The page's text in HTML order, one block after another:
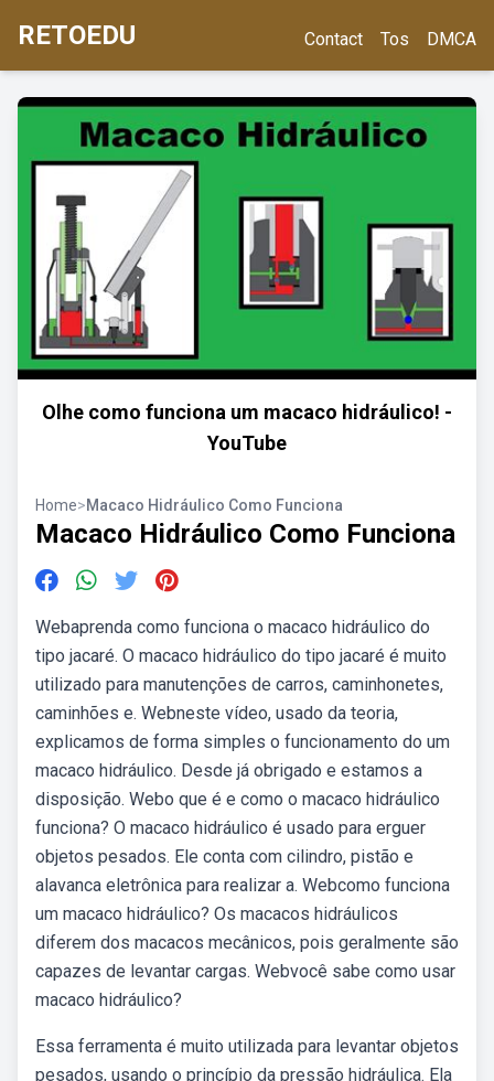
RETOEDU Contact Tos DMCA
Olhe como funciona um macaco hidráulico! -
YouTube
Home>Macaco Hidráulico Como Funciona
Macaco Hidráulico Como Funciona
Webaprenda como funciona o macaco hidráulico do
tipo jacaré. O macaco hidráulico do tipo jacaré é muito
utilizado para manutenções de carros, caminhonetes,
caminhões e. Webneste vídeo, usado da teoria,
explicamos de forma simples o funcionamento do um
macaco hidráulico. Desde já obrigado e estamos a
disposição. Webo que é e como o macaco hidráulico
funciona? O macaco hidráulico é usado para erguer
objetos pesados. Ele conta com cilindro, pistão e
alavanca eletrônica para realizar a. Webcomo funciona
um macaco hidráulico? Os macacos hidráulicos
diferem dos macacos mecânicos, pois geralmente são
capazes de levantar cargas. Webvocê sabe como usar
macaco hidráulico?
Essa ferramenta é muito utilizada para levantar objetos
pesados, usando o princípio da pressão hidráulica. Ela